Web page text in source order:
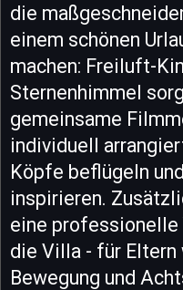
die
einem schönen
machen: Freiluft-
Sternenhimmel
gemeinsame
individuell
Köpfe beflügeln
inspirieren.
eine professionelle
die Villa - für Eltern
Bewegung und